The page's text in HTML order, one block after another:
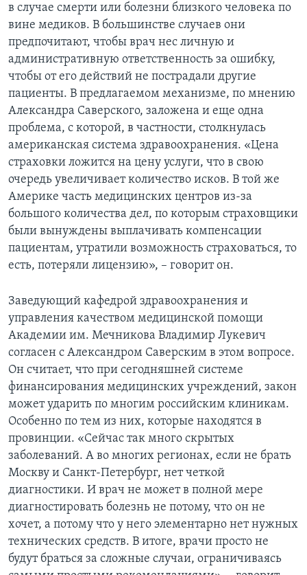
в случае смерти или болезни близкого человека по
вине медиков. В большинстве случаев они
предпочитают, чтобы врач нес личную и
административную ответственность за ошибку,
чтобы от его действий не пострадали другие
пациенты. В предлагаемом механизме, по мнению
Александра Саверского, заложена и еще одна
проблема, с которой, в частности, столкнулась
американская система здравоохранения. «Цена
страховки ложится на цену услуги, что в свою
очередь увеличивает количество исков. В той же
Америке часть медицинских центров из-за
большого количества дел, по которым страховщики
были вынуждены выплачивать компенсации
пациентам, утратили возможность страховаться, то
есть, потеряли лицензию», – говорит он.
Заведующий кафедрой здравоохранения и
управления качеством медицинской помощи
Академии им. Мечникова Владимир Лукевич
согласен с Александром Саверским в этом вопросе.
Он считает, что при сегодняшней системе
финансирования медицинских учреждений, закон
может ударить по многим российским клиникам.
Особенно по тем из них, которые находятся в
провинции. «Сейчас так много скрытых
заболеваний. А во многих регионах, если не брать
Москву и Санкт-Петербург, нет четкой
диагностики. И врач не может в полной мере
диагностировать болезнь не потому, что он не
хочет, а потому что у него элементарно нет нужных
технических средств. В итоге, врачи просто не
будут браться за сложные случаи, ограничиваясь